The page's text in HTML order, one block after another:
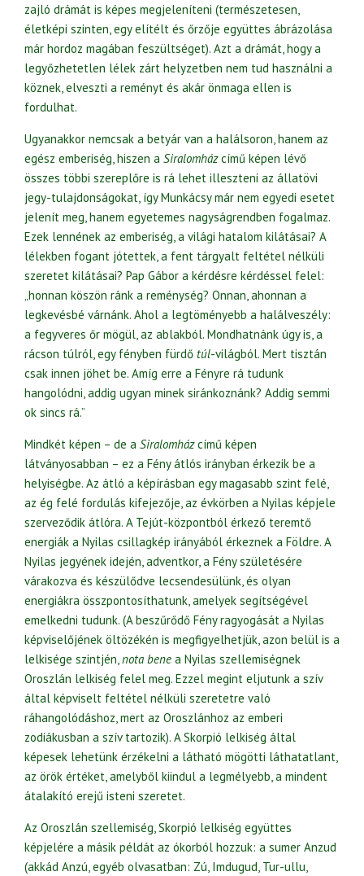
zajló drámát is képes megjeleníteni (természetesen,
életképi szinten, egy elítélt és őrzője együttes ábrázolása
már hordoz magában feszültséget). Azt a drámát, hogy a
legyőzhetetlen lélek zárt helyzetben nem tud használni a
köznek, elveszti a reményt és akár önmaga ellen is
fordulhat.
Ugyanakkor nemcsak a betyár van a halálsoron, hanem az
egész emberiség, hiszen a Siralomházcímű képen lévő
összes többi szereplőre is rá lehet illeszteni az állatövi
jegy-tulajdonságokat, így Munkácsy már nem egyedi esetet
jelenít meg, hanem egyetemes nagyságrendben fogalmaz.
Ezek lennének az emberiség, a világi hatalom kilátásai? A
lélekben fogant jótettek, a fent tárgyalt feltétel nélküli
szeretet kilátásai? Pap Gábor a kérdésre kérdéssel felel:
„honnan köszön ránk a reménység? Onnan, ahonnan a
legkevésbé várnánk. Ahol a legtöményebb a halálveszély:
a fegyveres őr mögül, az ablakból. Mondhatnánk úgy is, a
rácson túlról, egy fényben fürdő túl-világból. Mert tisztán
csak innen jöhet be. Amíg erre a Fényre rá tudunk
hangolódni, addig ugyan minek siránkoznánk? Addig semmi
ok sincs rá.”
Mindkét képen – de a Siralomházcímű képen
látványosabban – ez a Fény átlós irányban érkezik be a
helyiségbe. Az átló a képírásban egy magasabb szint felé,
az ég felé fordulás kifejezője, az évkörben a Nyilas képjele
szerveződik átlóra. A Tejút-központból érkező teremtő
energiák a Nyilas csillagkép irányából érkeznek a Földre. A
Nyilas jegyének idején, adventkor, a Fény születésére
várakozva és készülődve lecsendesülünk, és olyan
energiákra összpontosíthatunk, amelyek segítségével
emelkedni tudunk. (A beszűrődő Fény ragyogását a Nyilas
képviselőjének öltözékén is megfigyelhetjük, azon belül is a
lelkisége szintjén,nota bene a Nyilas szellemiségnek
Oroszlán lelkiség felel meg. Ezzel megint eljutunk a szív
által képviselt feltétel nélküli szeretetre való
ráhangolódáshoz, mert az Oroszlánhoz az emberi
zodiákusban a szív tartozik). A Skorpió lelkiség által
képesek lehetünk érzékelni a látható mögötti láthatatlant,
az örök értéket, amelyből kiindul a legmélyebb, a mindent
átalakító erejű isteni szeretet.
Az Oroszlán szellemiség, Skorpió lelkiség együttes
képjelére a másik példát az ókorból hozzuk: a sumer Anzud
(akkád Anzú, egyéb olvasatban: Zú, Imdugud, Tur-ullu,